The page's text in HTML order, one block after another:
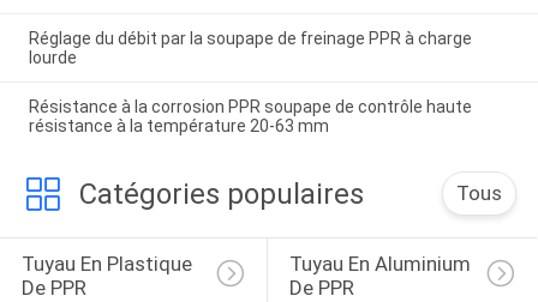
Réglage du débit par la soupape de freinage PPR à charge
lourde
Résistance à la corrosion PPR soupape de contrôle haute
résistance à la température 20-63 mm
Catégories populaires Tous
Tuyau En Plastique
De PPR
Tuyau En Aluminium
De PPR